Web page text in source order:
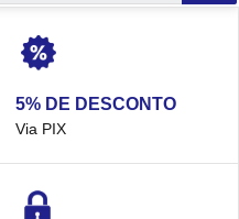
5% DE DESCONTO
Via PIX